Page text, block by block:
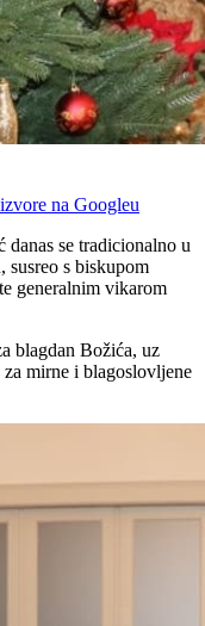
na Googleu
se tradicionalno u
susreo s biskupom
generalnim vikarom
blagdan Božića, uz
mirne i blagoslovljene